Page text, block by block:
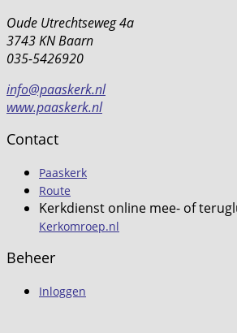
Oude Utrechtseweg 4a
3743 KN Baarn
035-5426920
info@paaskerk.nl
www.paaskerk.nl
Contact
Paaskerk
Route
Kerkdienst online mee- of
Kerkomroep.nl
Beheer
Inloggen